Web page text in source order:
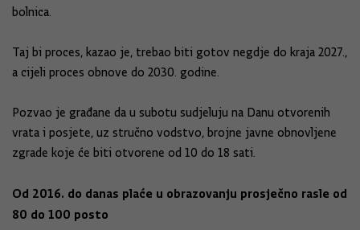
bolnica.
Taj bi proces, kazao je, trebao biti gotov negdje do kraja 2027.,
a cijeli proces obnove do 2030. godine.
Pozvao je građane da u subotu sudjeluju na Danu otvorenih
vrata i posjete, uz stručno vodstvo, brojne javne obnovljene
zgrade koje će biti otvorene od 10 do 18 sati.
Od 2016. do danas plaće u obrazovanju prosječno rasle od
80 do 100 posto